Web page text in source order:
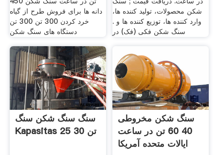
دانه ها برای فروش طرح از گیاه
خرد کردن 300 تن 300 تن
دستگاه های سنگ شکن
شکن محصولات، تولید کننده ها،
وارد کننده ها، توزیع کننده ها و .
سنگ شکن فکی (فک) در
سنگ سنگ شکن سنگ
Kapasitas 25 30 تن
سنگ شکن مخروطی
40 60 تن در ساعت
ایالات متحده آمریکا